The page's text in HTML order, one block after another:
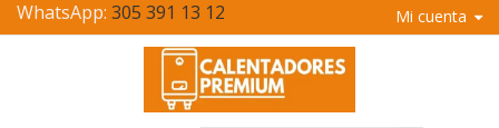
Mi cuenta
WhatsApp: 305 391 13 12